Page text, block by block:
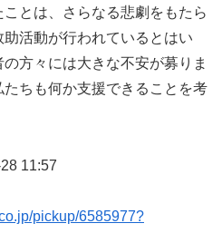
とは、さらなる悲劇をもたら
活動が行われているとはい
方々には大きな不安が募りま
ちも何か支援できることを考
11:57
pickup/6585977?